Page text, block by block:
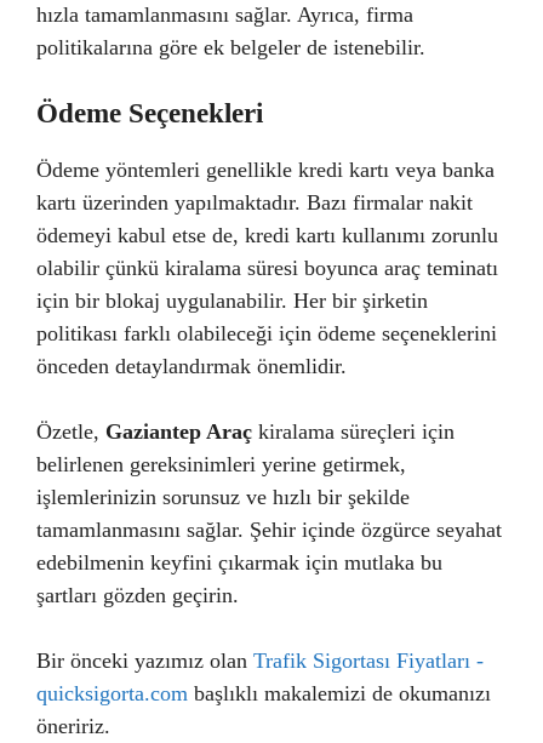
hızla tamamlanmasını sağlar. Ayrıca, firma
politikalarına göre ek belgeler de istenebilir.
Ödeme Seçenekleri
Ödeme yöntemleri genellikle kredi kartı veya banka
kartı üzerinden yapılmaktadır. Bazı firmalar nakit
ödemeyi kabul etse de, kredi kartı kullanımı zorunlu
olabilir çünkü kiralama süresi boyunca araç teminatı
için bir blokaj uygulanabilir. Her bir şirketin
politikası farklı olabileceği için ödeme seçeneklerini
önceden detaylandırmak önemlidir.
Özetle, Gaziantep Araç kiralama süreçleri için
belirlenen gereksinimleri yerine getirmek,
işlemlerinizin sorunsuz ve hızlı bir şekilde
tamamlanmasını sağlar. Şehir içinde özgürce seyahat
edebilmenin keyfini çıkarmak için mutlaka bu
şartları gözden geçirin.
Bir önceki yazımız olan Trafik Sigortası Fiyatları -
quicksigorta.com başlıklı makalemizi de okumanızı
öneririz.